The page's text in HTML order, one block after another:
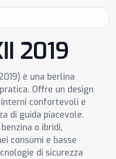
2019
è una berlina
Offre un design
confortevoli e
di guida piacevole.
o ibridi,
consumi e basse
di sicurezza